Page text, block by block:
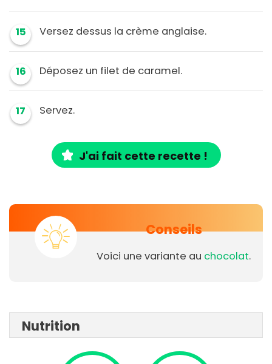
15 Versez dessus la crème anglaise.
16 Déposez un filet de caramel.
17 Servez.
J'ai fait cette recette !
Conseils
Voici une variante au chocolat.
Nutrition